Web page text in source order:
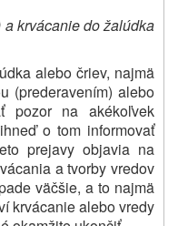
a krvácanie do žalúdka
alebo čriev, najmä
(prederavením) alebo
pozor na akékoľvek
o tom informovať
prejavy objavia na
a tvorby vredov
väčšie, a to najmä
krvácanie alebo vredy